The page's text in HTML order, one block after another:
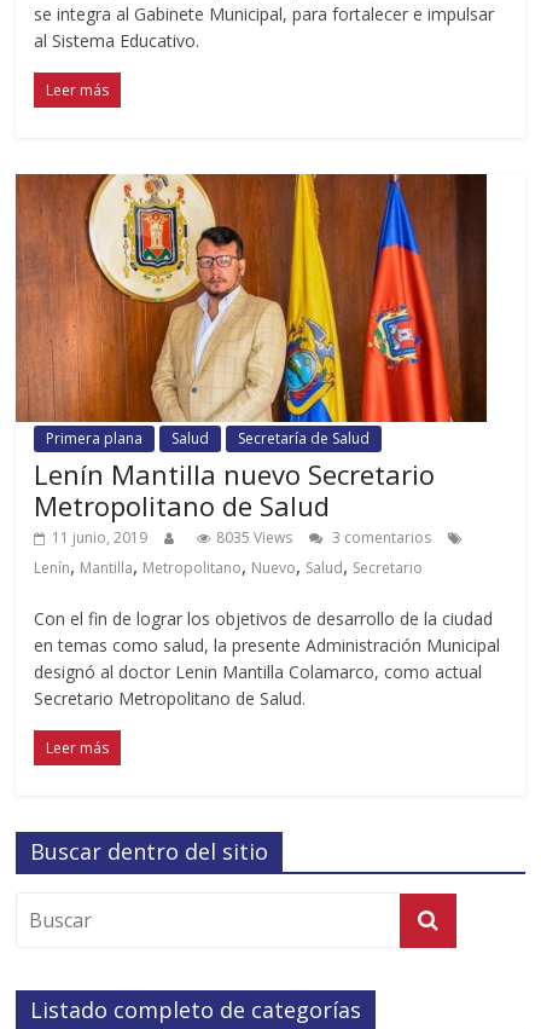
se integra al Gabinete Municipal, para fortalecer e impulsar
al Sistema Educativo.
Leer más
Primera plana Salud Secretaría de Salud
Lenín Mantilla nuevo Secretario
Metropolitano de Salud
11 junio, 2019 8035 Views
3 comentarios
Lenín, Mantilla, Metropolitano, Nuevo, Salud, Secretario
Con el fin de lograr los objetivos de desarrollo de la ciudad
en temas como salud, la presente Administración Municipal
designó al doctor Lenin Mantilla Colamarco, como actual
Secretario Metropolitano de Salud.
Leer más
Buscar dentro del sitio
Listado completo de categorías